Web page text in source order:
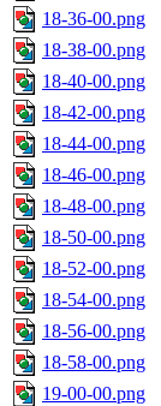
18-36-00.png
18-38-00.png
18-40-00.png
18-42-00.png
18-44-00.png
18-46-00.png
18-48-00.png
18-50-00.png
18-52-00.png
18-54-00.png
18-56-00.png
18-58-00.png
19-00-00.png